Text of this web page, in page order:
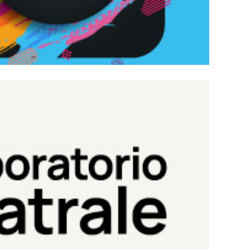
Teatrale
del Teatro Eduardo de Filippo
Continua